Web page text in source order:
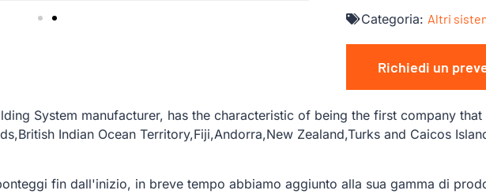
Categoria: Altri
Richiedi un
System manufacturer, has the characteristic of being the first company
Indian Ocean Territory,Fiji,Andorra,New Zealand,Turks and Caicos
fin dall'inizio, in breve tempo abbiamo aggiunto alla sua gamma di